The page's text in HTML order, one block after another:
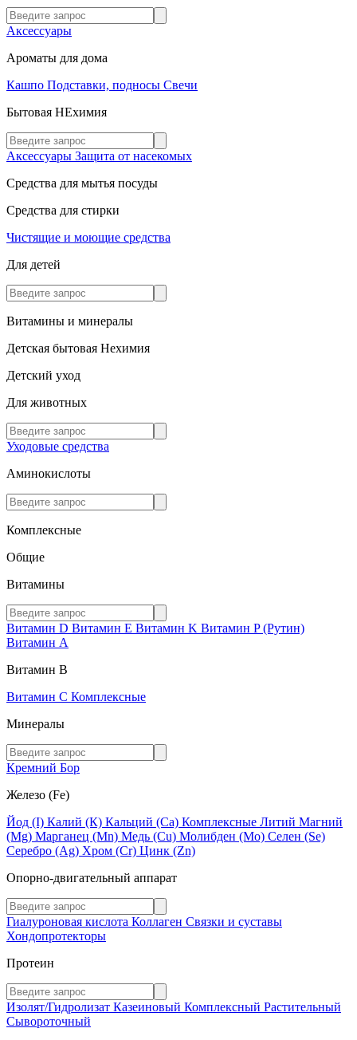
Аксессуары
Ароматы для дома
Кашпо Подставки, подносы Свечи
Бытовая НЕхимия
Аксессуары Защита от насекомых
Средства для мытья посуды
Средства для стирки
Чистящие и моющие средства
Для детей
Витамины и минералы
Детская бытовая Нехимия
Детский уход
Для животных
Уходовые средства
Аминокислоты
Комплексные
Общие
Витамины
Витамин D Витамин E Витамин K Витамин P (Рутин)
Витамин А
Витамин В
Витамин C Комплексные
Минералы
Кремний Бор
Железо (Fe)
Йод (I) Калий (К) Кальций (Са) Комплексные Литий Магний
(Mg) Марганец (Mn) Медь (Сu) Молибден (Мо) Селен (Se)
Серебро (Ag) Хром (Cr) Цинк (Zn)
Опорно-двигательный аппарат
Гиалуроновая кислота Коллаген Связки и суставы
Хондопротекторы
Протеин
Изолят/Гидролизат Казеиновый Комплексный Растительный
Сывороточный